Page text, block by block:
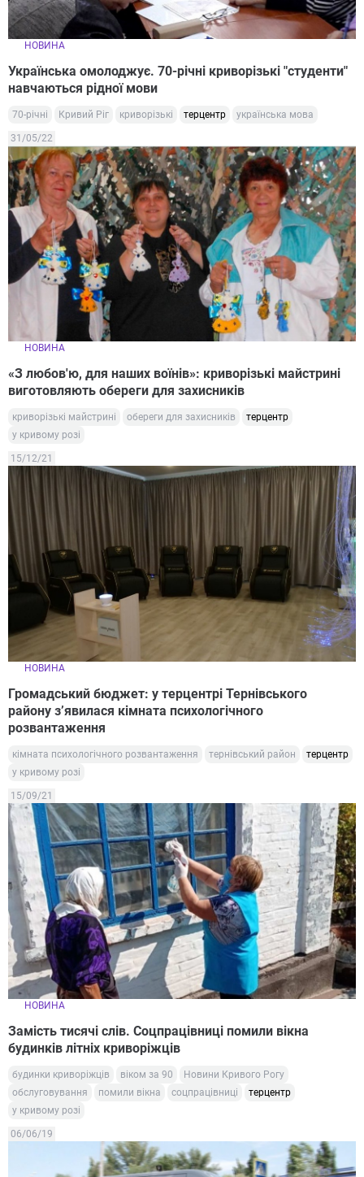
НОВИНА
Українська омолоджує. 70-річні криворізькі "студенти"
навчаються рідної мови
70-річні Кривий Ріг криворізькі терцентр українська мова
31/05/22
НОВИНА
«З любов'ю, для наших воїнів»: криворізькі майстрині
виготовляють обереги для захисників
криворізькі майстрині обереги для захисників
терцентр
у кривому розі
15/12/21
НОВИНА
Громадський бюджет: у терцентрі Тернівського
району з’явилася кімната психологічного
розвантаження
кімната психологічного розвантаження тернівський район
терцентр
у кривому розі
15/09/21
НОВИНА
Замість тисячі слів. Соцпрацівниці помили вікна
будинків літніх криворіжців
будинки криворіжців віком за 90
Новини Кривого Рогу
обслуговування
помили вікна соцпрацівниці
терцентр
у кривому розі
06/06/19